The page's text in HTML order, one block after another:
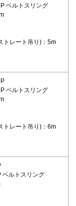
ベルトスリング
トレート吊り)：5m
ベルトスリング
トレート吊り)：6m
ベルトスリング